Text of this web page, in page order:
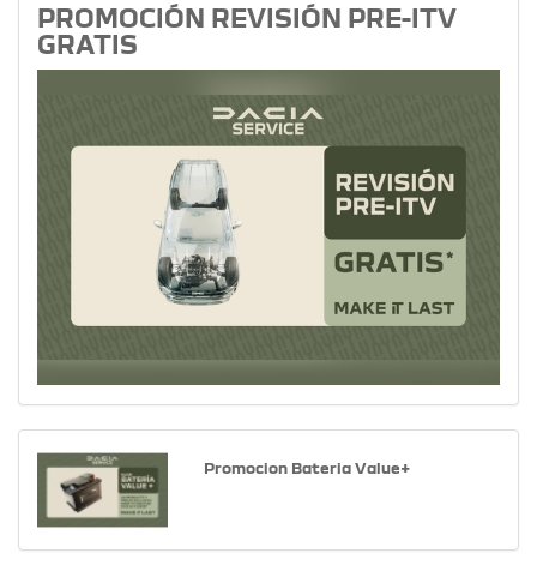
PROMOCIÓN REVISIÓN PRE-ITV
GRATIS
Promocion Bateria Value+